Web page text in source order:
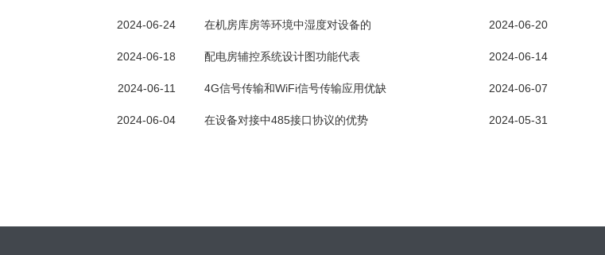
2024-06-24 在机房库房等环境中湿度对设备的 2024-06-20
2024-06-18 配电房辅控系统设计图功能代表 2024-06-14
2024-06-11 4G信号传输和WiFi信号传输应用优缺 2024-06-07
2024-06-04 在设备对接中485接口协议的优势 2024-05-31